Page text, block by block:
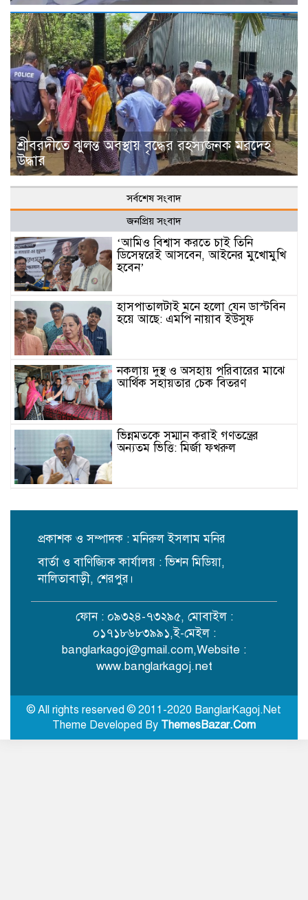
শ্রীবরদীতে ঝুলন্ত অবস্থায় বৃদ্ধের রহস্যজনক মরদেহ
উদ্ধার
সর্বশেষ সংবাদ
জনপ্রিয় সংবাদ
‘আমিও বিশ্বাস করতে চাই তিনি
ডিসেম্বরেই আসবেন, আইনের মুখোমুখি
হবেন’
হাসপাতালটাই মনে হলো যেন ডাস্টবিন
হয়ে আছে: এমপি নায়াব ইউসুফ
নকলায় দুস্থ ও অসহায় পরিবারের মাঝে
আর্থিক সহায়তার চেক বিতরণ
ভিন্নমতকে সম্মান করাই গণতন্ত্রের
অন্যতম ভিত্তি: মির্জা ফখরুল
ক্রিয়েটর রিপন মিয়া গ্রেপ্তার
নকলায় সিএনজি-ভটভটি সংঘর্ষে শিশু
নিহত, আহত ৫
আলোকবিন্দু স্বেচ্ছাসেবী সংগঠনের
তৃতীয় বর্ষে পদার্পণ
রাজধানীতে ৫৭ লাখ টাকার জাল নোটে
স্বর্ণ কেনার চেষ্টা, হাতেনাতে ধরা
প্রকাশক ও সম্পাদক : মনিরুল ইসলাম মনির
বার্তা ও বাণিজ্যিক কার্যালয় : ভিশন মিডিয়া,
নালিতাবাড়ী, শেরপুর।
ফোন : ০৯৩২৪-৭৩২৯৫, মোবাইল :
০১৭১৮৬৮৩৯৯১,ই-মেইল :
banglarkagoj@gmail.com,Website :
www.banglarkagoj.net
© All rights reserved © 2011-2020 BanglarKagoj.Net
Theme Developed By ThemesBazar.Com